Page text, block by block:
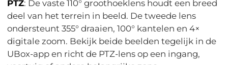
PTZ: De vaste 110° groothoeklens houdt een breed
deel van het terrein in beeld. De tweede lens
ondersteunt 355° draaien, 100° kantelen en 4×
digitale zoom. Bekijk beide beelden tegelijk in de
UBox-app en richt de PTZ-lens op een ingang,